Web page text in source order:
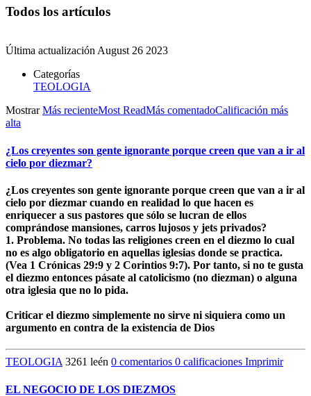
Todos los artículos
Última actualizaciónAugust 26 2023
Categorías
TEOLOGIA
Mostrar Más recienteMost ReadMás comentadoCalificación más
alta
¿Los creyentes son gente ignorante porque creen que van a ir al
cielo por diezmar?
¿Los creyentes son gente ignorante porque creen que van a ir al
cielo por diezmar cuando en realidad lo que hacen es
enriquecer a sus pastores que sólo se lucran de ellos
comprándose mansiones, carros lujosos y jets privados?
1. Problema. No todas las religiones creen en el diezmo lo cual
no es algo obligatorio en aquellas iglesias donde se practica.
(Vea 1 Crónicas 29:9 y 2 Corintios 9:7). Por tanto, si no te gusta
el diezmo entonces pásate al catolicismo (no diezman) o alguna
otra iglesia que no lo pida.
Criticar el diezmo simplemente no sirve ni siquiera como un
argumento en contra de la existencia de Dios
TEOLOGIA 3261 leén 0 comentarios 0 calificaciones Imprimir
EL NEGOCIO DE LOS DIEZMOS